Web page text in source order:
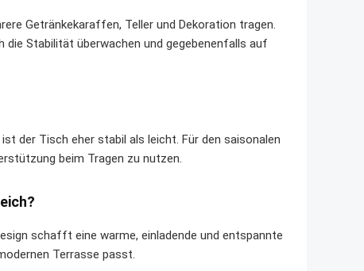
Getränkekaraffen, Teller und Dekoration tragen.
Stabilität überwachen und gegebenenfalls auf
der Tisch eher stabil als leicht. Für den saisonalen
beim Tragen zu nutzen.
schafft eine warme, einladende und entspannte
Terrasse passt.